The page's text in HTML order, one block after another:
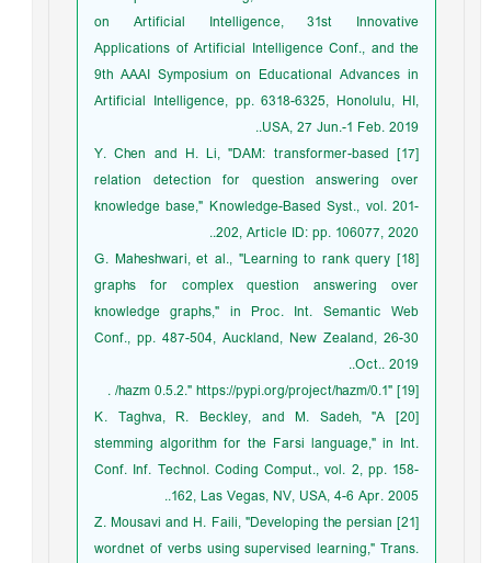
on Artificial Intelligence, 31st Innovative
Applications of Artificial Intelligence Conf., and the
9th AAAI Symposium on Educational Advances in
Artificial Intelligence, pp. 6318-6325, Honolulu, HI,
USA, 27 Jun.-1 Feb. 2019..
[17] Y. Chen and H. Li, "DAM: transformer-based
relation detection for question answering over
knowledge base," Knowledge-Based Syst., vol. 201-
202, Article ID: pp. 106077, 2020..
[18] G. Maheshwari, et al., "Learning to rank query
graphs for complex question answering over
knowledge graphs," in Proc. Int. Semantic Web
Conf., pp. 487-504, Auckland, New Zealand, 26-30
Oct.. 2019..
[20] K. Taghva, R. Beckley, and M. Sadeh, "A
stemming algorithm for the Farsi language," in Int.
Conf. Inf. Technol. Coding Comput., vol. 2, pp. 158-
162, Las Vegas, NV, USA, 4-6 Apr. 2005..
[21] Z. Mousavi and H. Faili, "Developing the persian
wordnet of verbs using supervised learning," Trans.